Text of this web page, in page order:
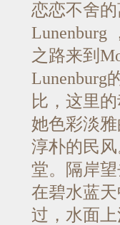
恋恋不舍
Lunenburg
之路来到
Lunenburg
比，这里
她色彩淡
淳朴的民
堂。隔岸
在碧水蓝
过，水面